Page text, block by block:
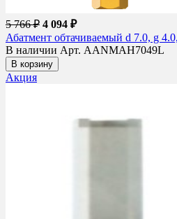
5 766 ₽ 4 094 ₽
Абатмент обтачиваемый d 7.0, g
В наличии Арт. AANMAH7049L
В корзину
Акция